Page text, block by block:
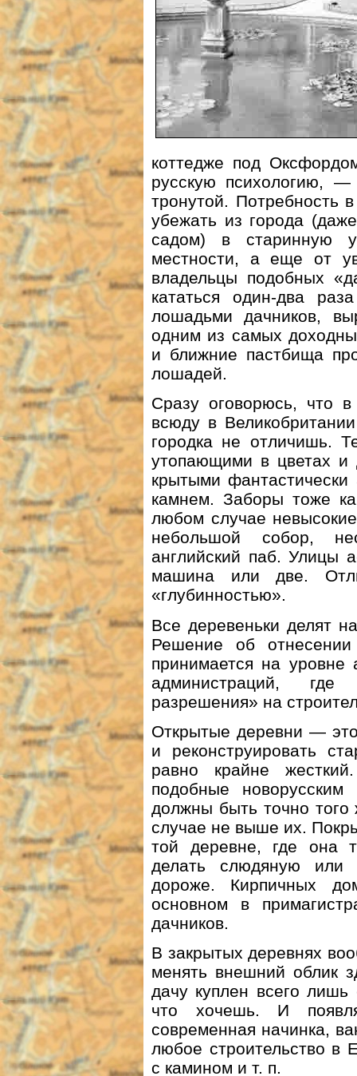
коттедже под
русскую психологию, —
тронутой. Потребность
убежать из города
садом) в старинную
местности, а еще от
владельцы подобных
кататься один-два
лошадьми дачников,
одним из самых
и ближние пастбища
лошадей.
Сразу оговорюсь, что
всюду в
городка не отличишь.
утопающими в цветах и
крытыми
камнем. Заборы тоже
любом случае
небольшой собор,
английский паб. Улицы
машина или две.
«глубинностью».
Все деревеньки делят
Решение об
принимается на уровне
администраций,
разрешения» на
Открытые деревни —
и реконструировать
равно крайне
подобные
должны быть точно
случае не выше их.
той деревне, где она
делать слюдяную или
дороже. Кирпичных
основном в
дачников.
В закрытых деревнях
менять внешний облик
дачу куплен всего
что хочешь. И
современная начинка,
любое строительство в
с камином и т. п.